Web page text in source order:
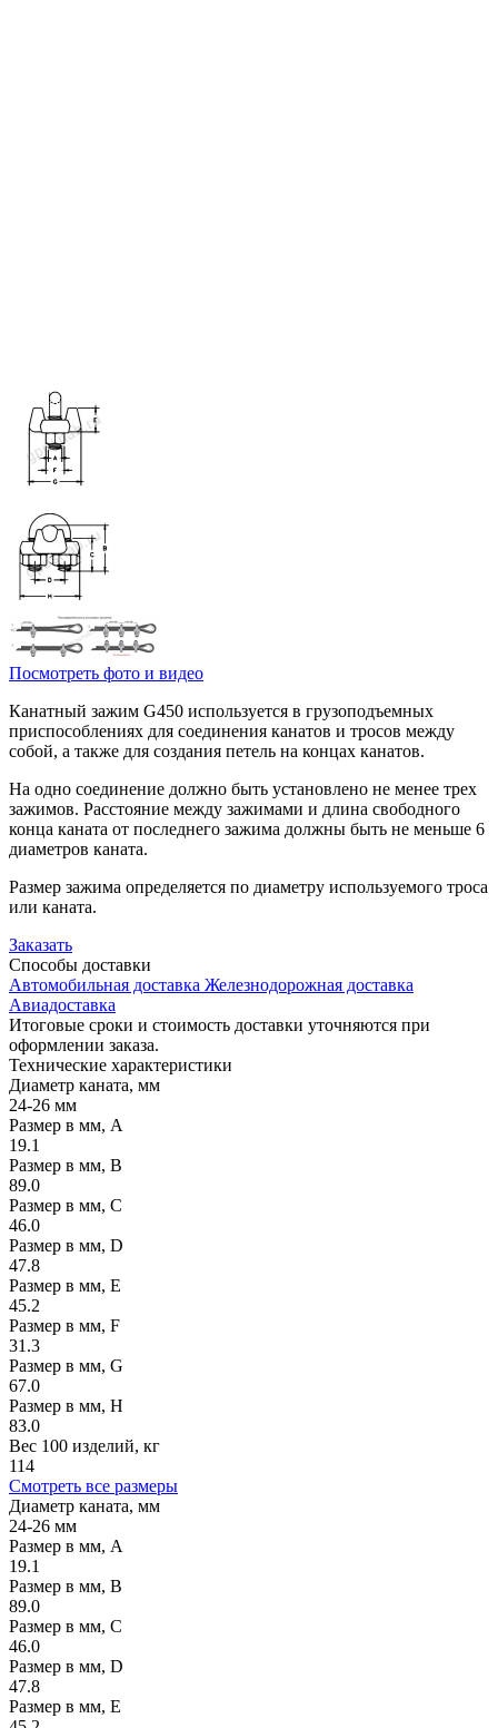
Посмотреть фото и видео
Канатный зажим G450 используется в грузоподъемных
приспособлениях для соединения канатов и тросов между
собой, а также для создания петель на концах канатов.
На одно соединение должно быть установлено не менее трех
зажимов. Расстояние между зажимами и длина свободного
конца каната от последнего зажима должны быть не меньше 6
диаметров каната.
Размер зажима определяется по диаметру используемого троса
или каната.
Заказать
Способы доставки
Автомобильная доставка Железнодорожная доставка
Авиадоставка
Итоговые сроки и стоимость доставки уточняются при
оформлении заказа.
Технические характеристики
Диаметр каната, мм
24-26 мм
Размер в мм, A
19.1
Размер в мм, B
89.0
Размер в мм, C
46.0
Размер в мм, D
47.8
Размер в мм, E
45.2
Размер в мм, F
31.3
Размер в мм, G
67.0
Размер в мм, H
83.0
Вес 100 изделий, кг
114
Смотреть все размеры
Диаметр каната, мм
24-26 мм
Размер в мм, A
19.1
Размер в мм, B
89.0
Размер в мм, C
46.0
Размер в мм, D
47.8
Размер в мм, E